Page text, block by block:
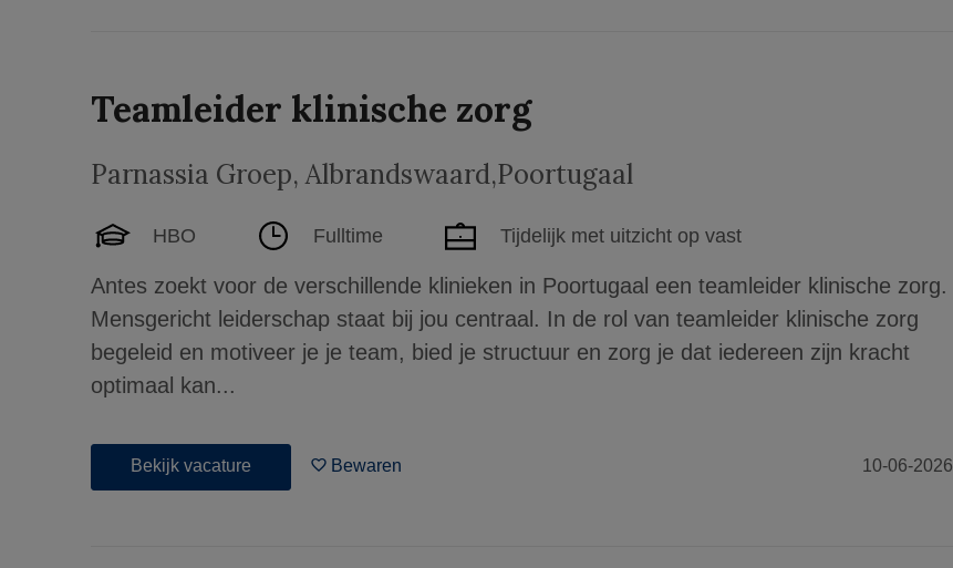
Teamleider klinische zorg
Parnassia Groep,Albrandswaard,Poortugaal
HBO Fulltime Tijdelijk met uitzicht op vast
Antes zoekt voor de verschillende klinieken in Poortugaal een teamleider klinische zorg.
Mensgericht leiderschap staat bij jou centraal. In de rol van teamleider klinische zorg
begeleid en motiveer je je team, bied je structuur en zorg je dat iedereen zijn kracht
optimaal kan...
Bekijk vacature Bewaren 10-06-2026